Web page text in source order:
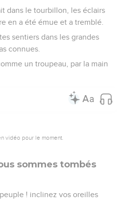
dans le tourbillon, les éclairs
en a été émue et a tremblé.
sentiers dans les grandes
connues.
un troupeau, par la main
vidéo pour le moment.
sommes tombés
! inclinez vos oreilles